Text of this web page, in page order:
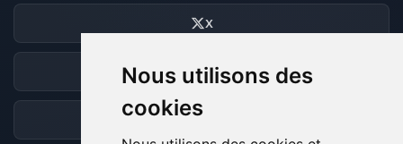
Nous utilisons des
cookies
X
Discord
Forum